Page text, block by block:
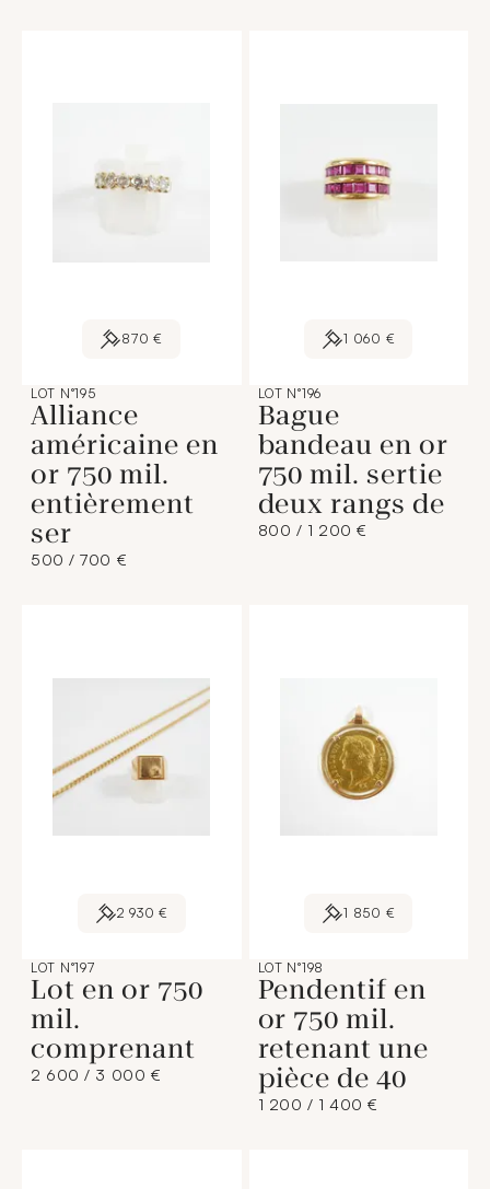
870 €
LOT N°195
Alliance
américaine en
or 750 mil.
entièrement
ser
500 / 700 €
1 060 €
LOT N°196
Bague
bandeau en or
750 mil. sertie
deux rangs de
800 / 1 200 €
2 930 €
LOT N°197
Lot en or 750
mil.
comprenant
2 600 / 3 000 €
1 850 €
LOT N°198
Pendentif en
or 750 mil.
retenant une
pièce de 40
1 200 / 1 400 €